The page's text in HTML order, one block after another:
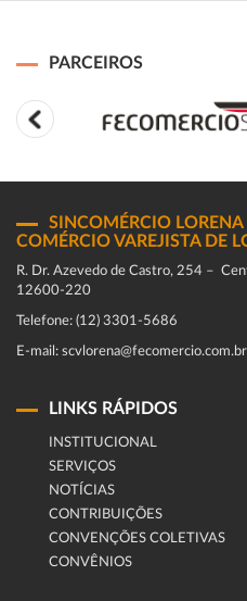
PARCEIROS
SINCOMÉRCIO
COMÉRCIO VAREJISTA DE
R. Dr. Azevedo de Castro, 254 –
12600-220
Telefone: (12) 3301-5686
E-mail: scvlorena@fecomercio.com.br
LINKS RÁPIDOS
INSTITUCIONAL
SERVIÇOS
NOTÍCIAS
CONTRIBUIÇÕES
CONVENÇÕES COLETIVAS
CONVÊNIOS